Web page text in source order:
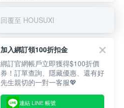
回覆至 HOUSUXI
加入綁訂領100折扣金
綁訂官網帳戶立即獲得$100折價
券！訂單查詢、隱藏優惠、還有好
先生親切的一對一客服💖
連結 LINE 帳號